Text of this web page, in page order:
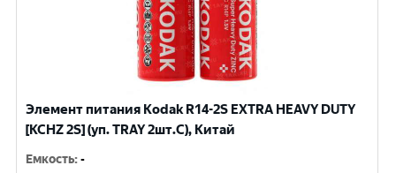
Элемент питания Kodak R14-2S EXTRA HEAVY DUTY
[KCHZ 2S] (уп. TRAY 2шт.C), Китай
Емкость:-